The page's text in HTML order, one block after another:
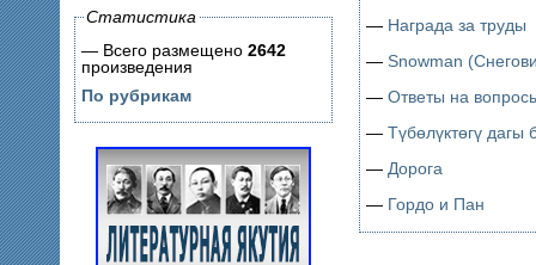
Статистика
— Всего размещено 2642
произведения
По рубрикам
— Награда за труды
— Snowman
— Ответы на
— Түбөлүктөгү дагы
— Дорога
— Гордо и Пан